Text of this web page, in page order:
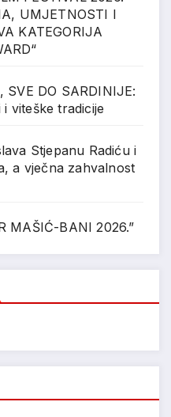
UMJETNOSTI I
KATEGORIJA
SVE DO SARDINIJE:
viteške tradicije
Stjepanu Radiću i
a vječna zahvalnost
MAŠIĆ-BANI 2026.”